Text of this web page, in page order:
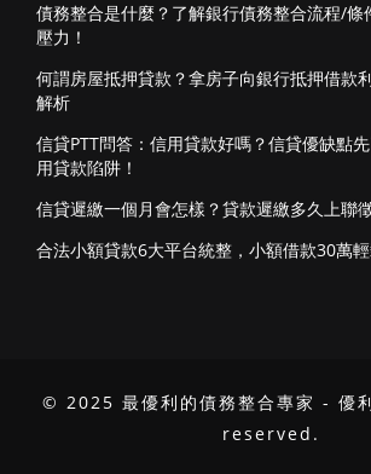
債務整合是什麼？了解銀行債務整合流程/條
壓力！
何謂房屋抵押貸款？拿房子向銀行抵押借款
解析
信貸PTT問答：信用貸款好嗎？信貸優缺點
用貸款陷阱！
信貸遲繳一個月會怎樣？貸款遲繳多久上聯
合法小額貸款6大平台統整，小額借款30萬輕
© 2025 最優利的債務整合專家 -
reserved.